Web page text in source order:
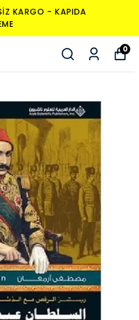
KARGO - KAPIDA
0